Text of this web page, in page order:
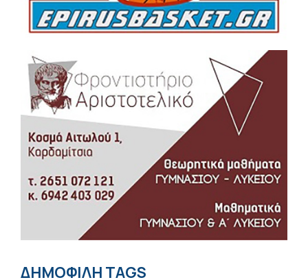
ΔΗΜΟΦΙΛΗ TAGS